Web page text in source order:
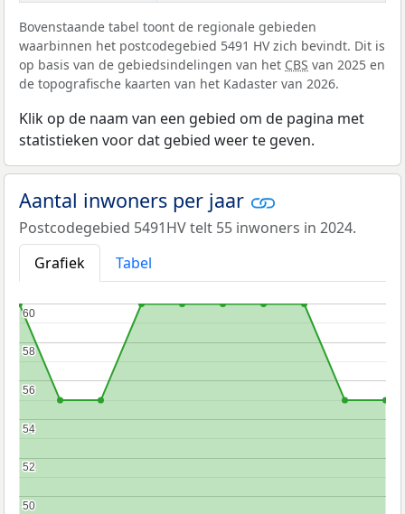
Bovenstaande tabel toont de regionale gebieden
waarbinnen het postcodegebied 5491 HV zich bevindt. Dit is
op basis van de gebiedsindelingen van het CBS van 2025 en
de topografische kaarten van het Kadaster van 2026.
Klik op de naam van een gebied om de pagina met
statistieken voor dat gebied weer te geven.
Aantal inwoners per jaar
Postcodegebied 5491HV telt 55 inwoners in 2024.
Grafiek
Tabel
50
50
52
52
54
54
56
56
58
58
60
60